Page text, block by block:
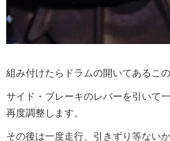
組み付けたらドラムの開いてあるこ
サイド・ブレーキのレバーを引いて
再度調整します。
その後は一度走行、引きずり等ないか